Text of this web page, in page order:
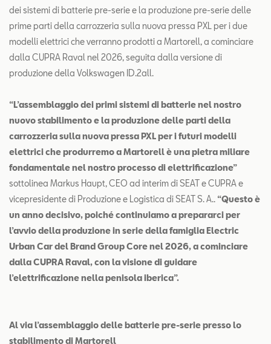
dei sistemi di batterie pre-serie e la produzione pre-serie delle
prime parti della carrozzeria sulla nuova pressa PXL per i due
modelli elettrici che verranno prodotti a Martorell, a cominciare
dalla CUPRA Raval nel 2026, seguita dalla versione di
produzione della Volkswagen ID.2all.
“L’assemblaggio dei primi sistemi di batterie nel nostro
nuovo stabilimento e la produzione delle parti della
carrozzeria sulla nuova pressa PXL per i futuri modelli
elettrici che produrremo a Martorell è una pietra miliare
fondamentale nel nostro processo di elettrificazione”
sottolinea Markus Haupt, CEO ad interim di SEAT e CUPRA e
vicepresidente di Produzione e Logistica di SEAT S. A.. “Questo è
un anno decisivo, poiché continuiamo a prepararci per
l’avvio della produzione in serie della famiglia Electric
Urban Car del Brand Group Core nel 2026, a cominciare
dalla CUPRA Raval, con la visione di guidare
l’elettrificazione nella penisola iberica”.
Al via l’assemblaggio delle batterie pre-serie presso lo
stabilimento di Martorell